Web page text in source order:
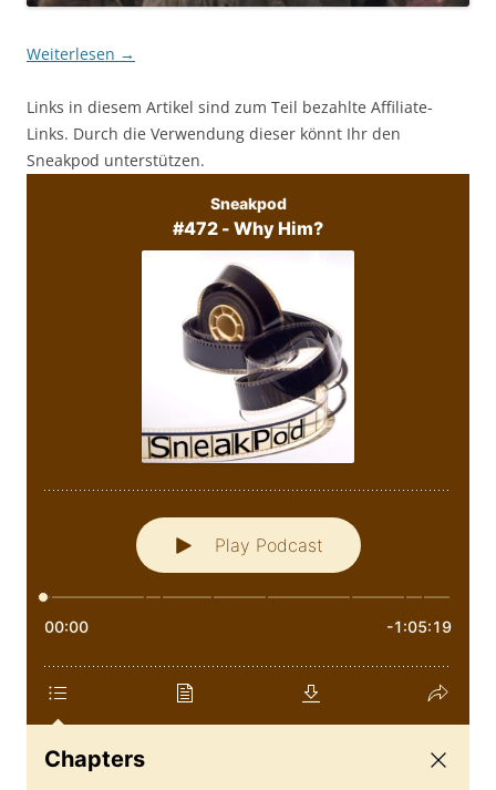
Weiterlesen →
Links in diesem Artikel sind zum Teil bezahlte Affiliate-
Links. Durch die Verwendung dieser könnt Ihr den
Sneakpod unterstützen.